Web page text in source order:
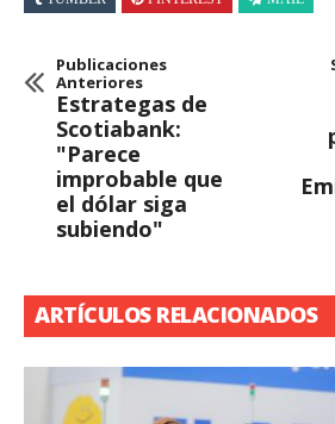
Publicaciones
Anteriores
Estrategas de
Scotiabank:
"Parece
improbable que
el dólar siga
subiendo"
ARTÍCULOS RELACIONADOS